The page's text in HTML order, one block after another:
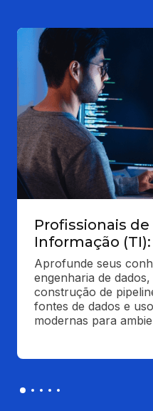
Profissionais
Informação (TI):
Aprofunde seus
engenharia de
construção de
fontes de dados e
modernas para